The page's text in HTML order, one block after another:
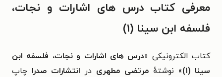
معرفی کتاب درس های اشارات و نجات،
فلسفه ابن سینا (۱)
کتاب الکترونیکی «درس های اشارات و نجات، فلسفه ابن
سینا (۱) » نوشتهٔ مرتضی مطهری در انتشارات صدرا چاپ